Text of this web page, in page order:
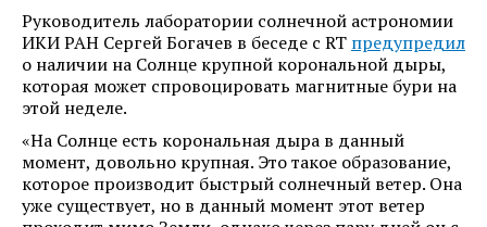
Руководитель лаборатории солнечной астрономии
ИКИ РАН Сергей Богачев в беседе с RT предупредил
о наличии на Солнце крупной корональной дыры,
которая может спровоцировать магнитные бури на
этой неделе.
«На Солнце есть корональная дыра в данный
момент, довольно крупная. Это такое образование,
которое производит быстрый солнечный ветер. Она
уже существует, но в данный момент этот ветер